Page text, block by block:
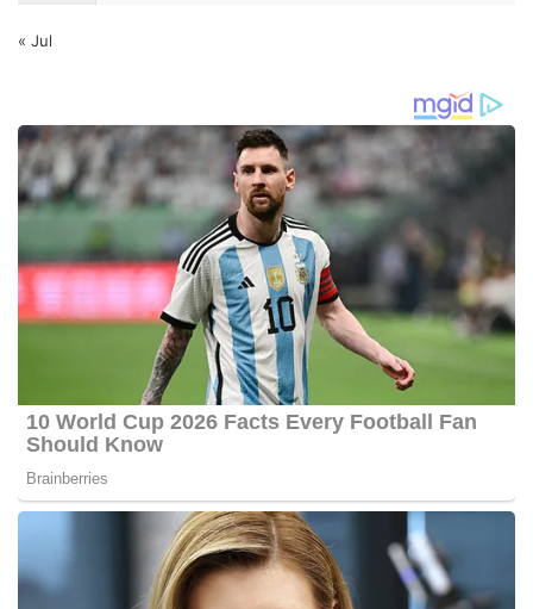
« Jul